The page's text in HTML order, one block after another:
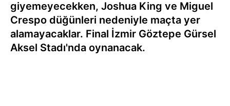
giyemeyecekken, Joshua King ve Miguel
Crespo düğünleri nedeniyle maçta yer
alamayacaklar. Final İzmir Göztepe Gürsel
Aksel Stadı'nda oynanacak.